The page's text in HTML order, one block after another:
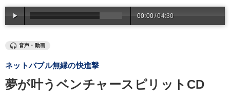
148回夏季大会 成功哲学・人間学 後継社長・アトツギ
会社のパフォーマンスを高める講話 大竹愼一書籍
【最新刊】精神科医・和田秀樹の「老いない力」＋健康な社長と
業種
00:00/04:30
音声・動画
ネットバブル無縁の快進撃
夢が叶うベンチャースピリットCD